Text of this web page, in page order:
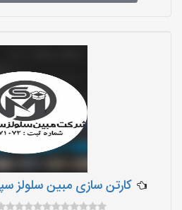
کارتن سازی مبین سلولز